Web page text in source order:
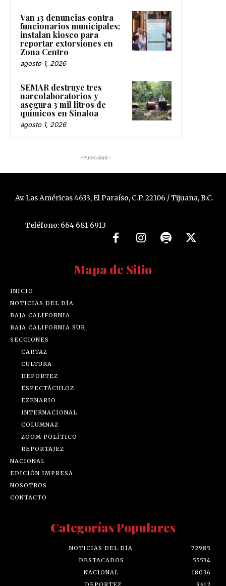
Van 13 denuncias contra
funcionarios municipales;
instalan kiosco para
reportar extorsiones en
Zona Centro
agosto 1, 2026
SEMAR destruye tres
narcolaboratorios y
asegura 3 mil litros de
químicos en Sinaloa
agosto 1, 2026
-Publicidad -
Av. Las Américas 4633, El Paraíso, C.P. 22106 / Tijuana, B.C.
Teléfono: 664 681 6913
Mapa de Sitio
INICIO
NOTICIAS DEL DÍA
BAJA CALIFORNIA
BAJA CALIFORNIA SUR
SECCIONES
CARTAZ
CULTURA
DEPORTEZ
ESPECTÁCULOZ
EZENARIO
INTERNACIONAL
COLUMNAZ
ZOOM POLÍTICO
REPORTAJEZ
NACIONAL
EDICIÓN IMPRESA
NOSOTROS
CONTACTO
Categorías Populares
NOTICIAS DEL DÍA
72985
DESTACADOS
55534
NACIONAL
18036
DEPORTEZ
9612